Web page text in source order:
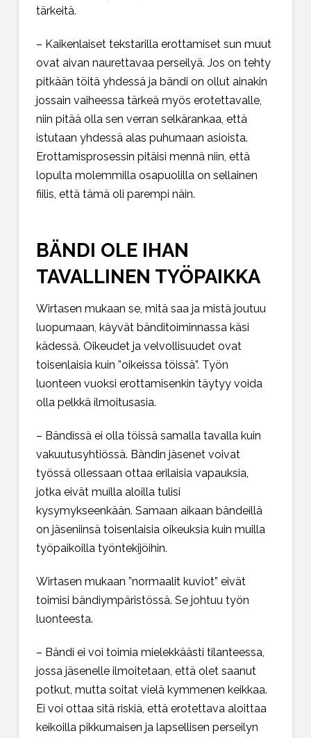
tärkeitä.
– Kaikenlaiset tekstarilla erottamiset sun muut
ovat aivan naurettavaa perseilyä. Jos on tehty
pitkään töitä yhdessä ja bändi on ollut ainakin
jossain vaiheessa tärkeä myös erotettavalle,
niin pitää olla sen verran selkärankaa, että
istutaan yhdessä alas puhumaan asioista.
Erottamisprosessin pitäisi mennä niin, että
lopulta molemmilla osapuolilla on sellainen
fiilis, että tämä oli parempi näin.
BÄNDI OLE IHAN
TAVALLINEN TYÖPAIKKA
Wirtasen mukaan se, mitä saa ja mistä joutuu
luopumaan, käyvät bänditoiminnassa käsi
kädessä. Oikeudet ja velvollisuudet ovat
toisenlaisia kuin ”oikeissa töissä”. Työn
luonteen vuoksi erottamisenkin täytyy voida
olla pelkkä ilmoitusasia.
– Bändissä ei olla töissä samalla tavalla kuin
vakuutusyhtiössä. Bändin jäsenet voivat
työssä ollessaan ottaa erilaisia vapauksia,
jotka eivät muilla aloilla tulisi
kysymykseenkään. Samaan aikaan bändeillä
on jäseniinsä toisenlaisia oikeuksia kuin muilla
työpaikoilla työntekijöihin.
Wirtasen mukaan ”normaalit kuviot” eivät
toimisi bändiympäristössä. Se johtuu työn
luonteesta.
– Bändi ei voi toimia mielekkäästi tilanteessa,
jossa jäsenelle ilmoitetaan, että olet saanut
potkut, mutta soitat vielä kymmenen keikkaa.
Ei voi ottaa sitä riskiä, että erotettava aloittaa
keikoilla pikkumaisen ja lapsellisen perseilyn